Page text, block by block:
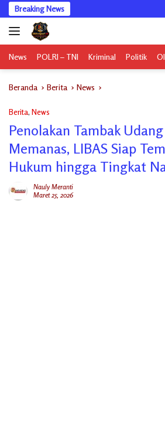
Langsung
ke
konten
Breaking News
News POLRI – TNI Kriminal Politik
Beranda Berita News
Berita, News
Penolakan Tambak
Memanas, LIBAS Siap
Hukum hingga Tingkat
Nauly Meranti
Maret 25, 2026